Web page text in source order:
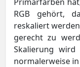
RGB gehört,
reskaliert
gerecht zu
Skalierung
normalerweise in